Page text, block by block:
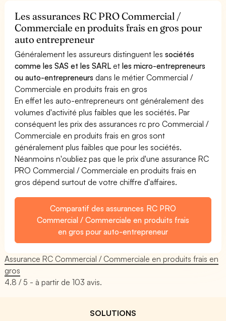
Les assurances RC PRO Commercial /
Commerciale en produits frais en gros pour
auto entrepreneur
Généralement les assureurs distinguent lessociétés
comme les SAS et les SARL etles micro-entrepreneurs
ou auto-entrepreneurs dans le métier Commercial /
Commerciale en produits frais en gros
En effet les auto-entrepreneurs ont généralement des
volumes d'activité plus faibles que les sociétés. Par
conséquent les prix des assurances rc pro Commercial /
Commerciale en produits frais en gros sont
généralement plus faibles que pour les sociétés.
Néanmoins n'oubliez pas que le prix d'une assurance RC
PRO Commercial / Commerciale en produits frais en
gros dépend surtout de votre chiffre d'affaires.
Comparatif des assurances RC PRO
Commercial / Commerciale en produits frais
en gros pour auto-entrepreneur
Assurance RC Commercial / Commerciale en produits frais en
gros
4.8 / 5 - à partir de103 avis.
SOLUTIONS